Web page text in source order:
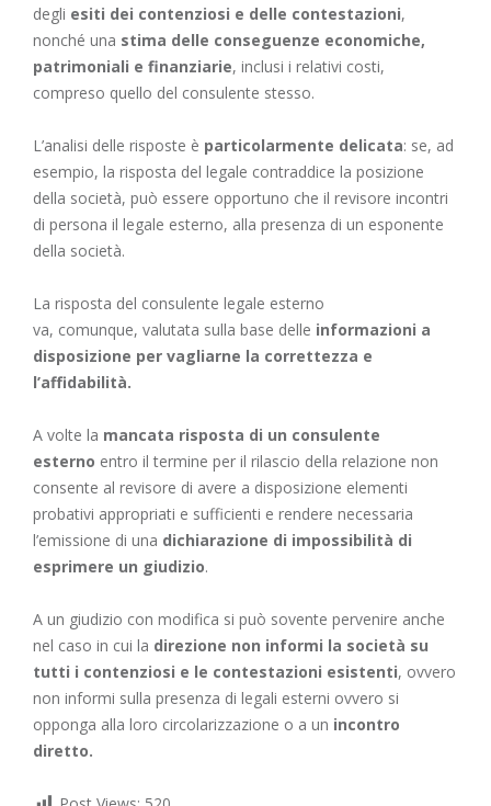
degli esiti dei contenziosi e delle contestazioni,
nonché una stima delle conseguenze economiche,
patrimoniali e finanziarie, inclusi i relativi costi,
compreso quello del consulente stesso.
L’analisi delle risposte è particolarmente delicata: se, ad
esempio, la risposta del legale contraddice la posizione
della società, può essere opportuno che il revisore incontri
di persona il legale esterno, alla presenza di un esponente
della società.
La risposta del consulente legale esterno
va, comunque, valutata sulla base delle informazioni a
disposizione per vagliarne la correttezza e
l’affidabilità.
A volte la mancata risposta di un consulente
esterno entro il termine per il rilascio della relazione non
consente al revisore di avere a disposizione elementi
probativi appropriati e sufficienti e rendere necessaria
l’emissione di una dichiarazione di impossibilità di
esprimere un giudizio.
A un giudizio con modifica si può sovente pervenire anche
nel caso in cui la direzione non informi la società su
tutti i contenziosi e le contestazioni esistenti, ovvero
non informi sulla presenza di legali esterni ovvero si
opponga alla loro circolarizzazione o a un incontro
diretto.